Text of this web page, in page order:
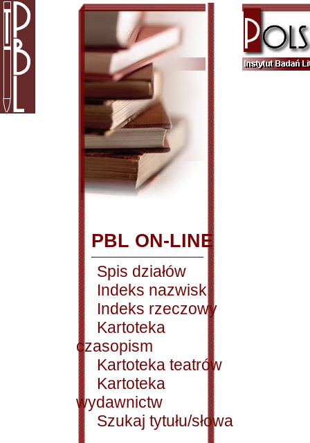
PBL ON-LINE
Spis działów
Indeks nazwisk
Indeks rzeczowy
Kartoteka
czasopism
Kartoteka teatrów
Kartoteka
wydawnictw
Szukaj tytułu/słowa